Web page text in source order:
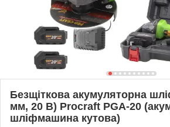
Безщіткова акумуляторна
мм, 20 В) Procraft PGA-20
шліфмашина кутова)